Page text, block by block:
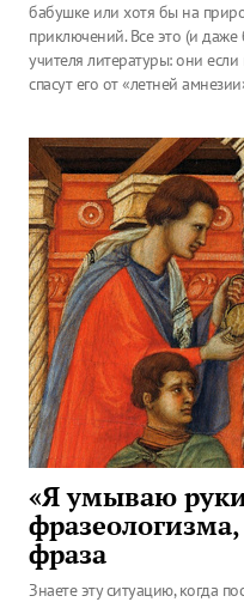
бабушке или хотя бы на
приключений. Все это (и даже
учителя литературы: они
спасут его от «летней
«Я умываю
фраза
Знаете эту ситуацию, когда